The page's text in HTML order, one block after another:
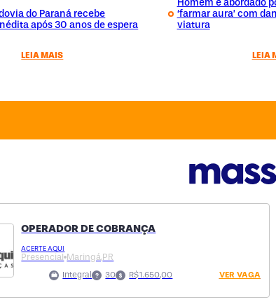
do Paraná recebe
após 30 anos de espera
LEIA MAIS
Homem é abordado
‘farmar aura’ com
viatura
LEIA
OPERADOR DE COBRANÇA
ACERTE AQUI
Presencial Maringá,PR
Integral 30 R$1.650,00 VER VAGA